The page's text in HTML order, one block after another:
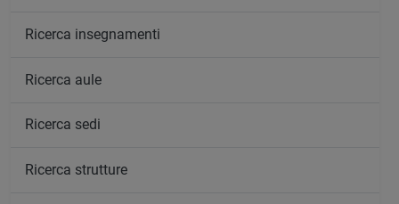
Ricerca insegnamenti
Ricerca aule
Ricerca sedi
Ricerca strutture